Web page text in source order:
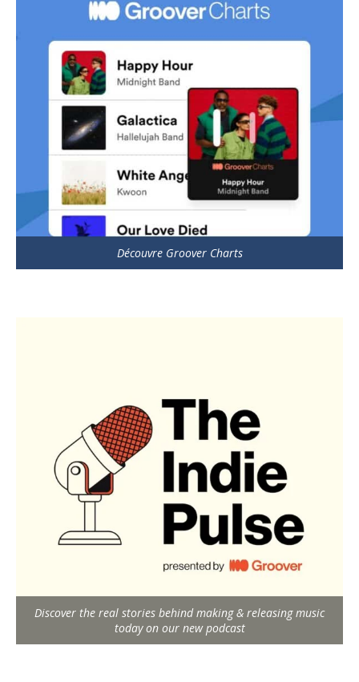
Découvre Groover Charts
Discover the real stories behind making & releasing music
today on our new podcast